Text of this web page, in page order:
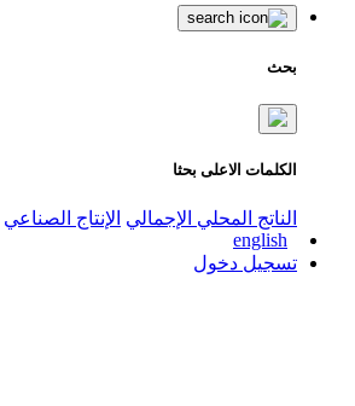
بحث
الكلمات الاعلى بحثا
الناتج المحلي الإجمالي الإنتاج الصناعي
english
تسجيل دخول